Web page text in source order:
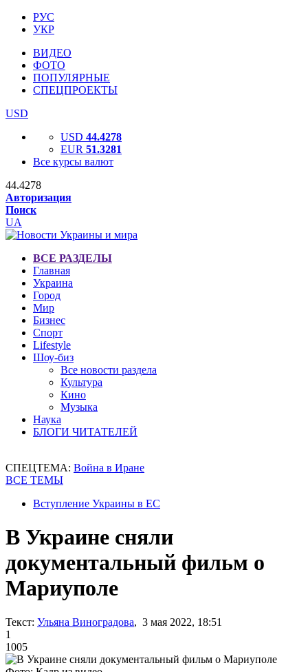
РУС
УКР
ВИДЕО
ФОТО
ПОПУЛЯРНЫЕ
СПЕЦПРОЕКТЫ
USD
USD 44.4278
EUR 51.3281
Все курсы валют
44.4278
Авторизация
Поиск
UA
ВСЕ РАЗДЕЛЫ
Главная
Украина
Город
Мир
Бизнес
Спорт
Lifestyle
Шоу-биз
Все новости раздела
Культура
Кино
Музыка
Наука
БЛОГИ ЧИТАТЕЛЕЙ
СПЕЦТЕМА: Война в Иране
ВСЕ ТЕМЫ
Вступление Украины в ЕС
В Украине сняли
документальный фильм о
Мариуполе
Текст: Ульяна Виноградова, 3 мая 2022, 18:51
1
1005